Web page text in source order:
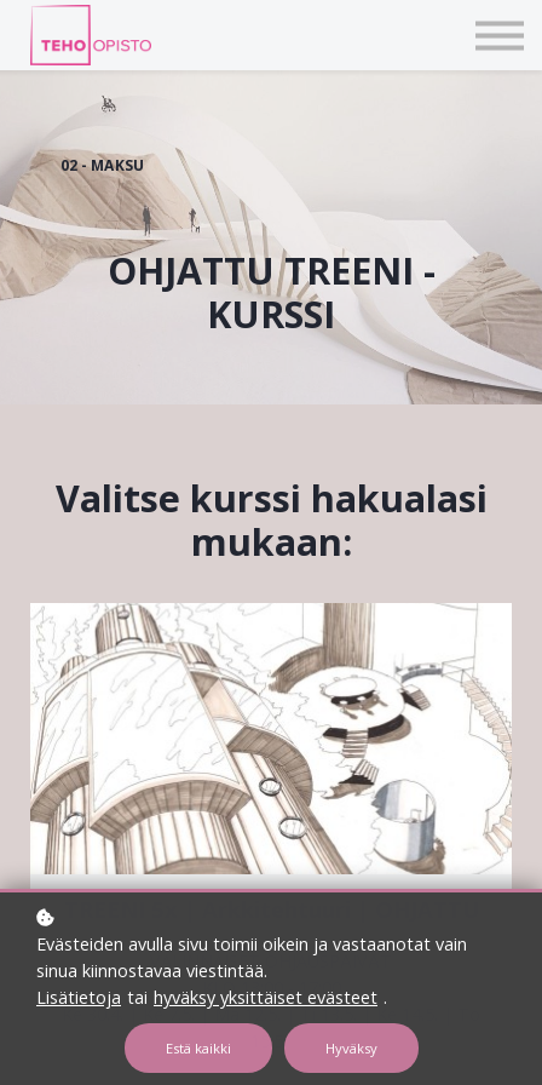
KIRJAUDU TEHOVERKKOON
02 - MAKSU
OHJATTU TREENI -
KURSSI
Valitse kurssi hakualasi
mukaan:
VALINNAISET OHJAUSPÄIVÄT
KLO 13:00 - 17:00
Ke 30.4. | Ke 7.5. | Ma 12.5. | Ti 13.5. | Ke 14.5. | To
15.5.
Evästeiden avulla sivu toimii oikein ja vastaanotat vain
sinua kiinnostavaa viestintää.
Lisätietoja tai hyväksy yksittäiset evästeet .
Estä kaikki Hyväksy